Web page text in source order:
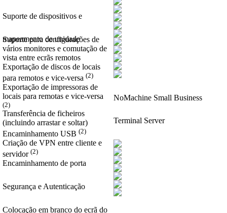
Suporte de dispositivos e
mapeamento de unidade
Suporte para configurações de
vários monitores e comutação de
vista entre ecrãs remotos
Exportação de discos de locais
para remotos e vice-versa (2)
Exportação de impressoras de
locais para remotas e vice-versa
(2)
Transferência de ficheiros
(incluindo arrastar e soltar)
Encaminhamento USB (2)
Criação de VPN entre cliente e
servidor (2)
Encaminhamento de porta
Segurança e Autenticação
Colocação em branco do ecrã do
NoMachine Small Business
Terminal Server